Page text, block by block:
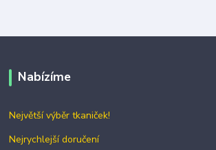
Nabízíme
Největší výběr tkaniček!
Nejrychlejší doručení